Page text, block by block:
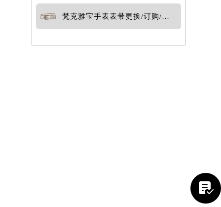
梵克雅宝手表表带更换/订购/定制
